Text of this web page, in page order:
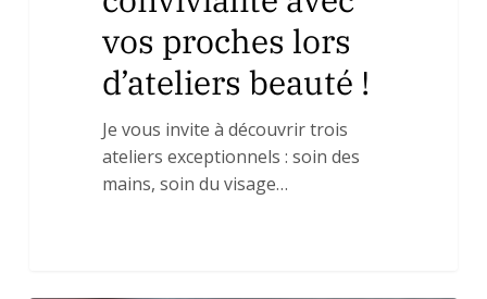
vos proches lors
d’ateliers beauté !
Je vous invite à découvrir trois
ateliers exceptionnels : soin des
mains, soin du visage…